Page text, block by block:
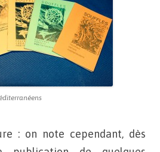
: on note cependant, dès